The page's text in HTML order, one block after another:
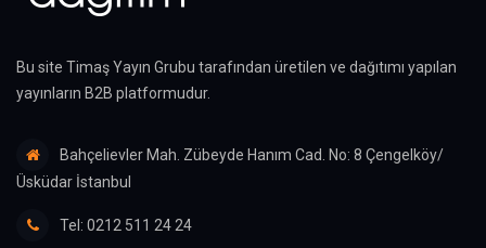
Bu site Timaş Yayın Grubu tarafından üretilen ve dağıtımı yapılan
yayınların B2B platformudur.
Bahçelievler Mah. Zübeyde Hanım Cad. No: 8 Çengelköy/
Üsküdar İstanbul
Tel: 0212 511 24 24